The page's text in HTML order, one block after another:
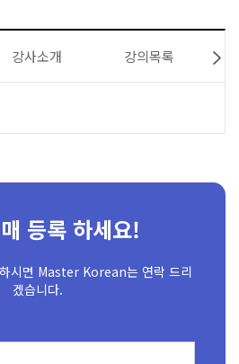
강사소개 강의목록
등록 하세요!
시면 Master Korean는 연락 드리
겠습니다.